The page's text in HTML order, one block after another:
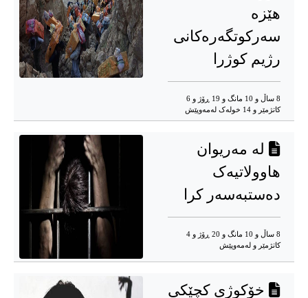
هێزە
سەرکوتگەرەکانی
رژیم کوژرا
8 ساڵ و 10 مانگ و 19 ڕۆژ و 6
کاتژمێر و 14 خوله‌ک له‌مه‌وپێش‌
لە مەریوان
هاوولاتیەک
دەستبەسەر کرا
8 ساڵ و 10 مانگ و 20 ڕۆژ و 4
کاتژمێر و له‌مه‌وپێش‌
خۆکوژی کچێکی